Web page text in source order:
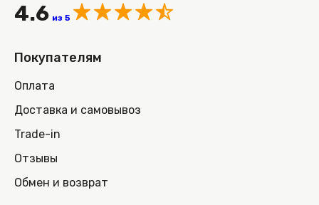
4.6 из 5
Покупателям
Оплата
Доставка и самовывоз
Trade-in
Отзывы
Обмен и возврат